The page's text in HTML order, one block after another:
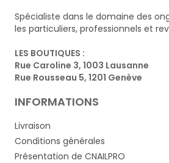
Spécialiste dans le domaine des
les particuliers, professionnels et
LES BOUTIQUES :
Rue Caroline 3, 1003 Lausanne
Rue Rousseau 5, 1201 Genève
INFORMATIONS
Livraison
Conditions générales
Présentation de CNAILPRO